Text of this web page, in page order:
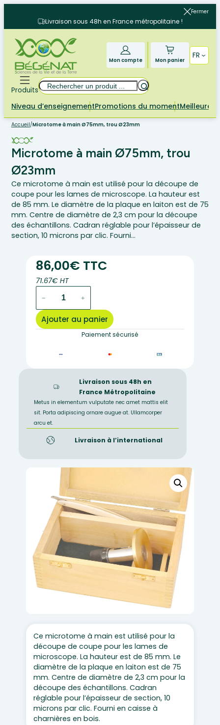
contenu
Fermer
Livraison sous 48h en France métropolitaine !
Mon compte Mon panier
FR
Produits
Rechercher
Niveau d’enseignementPromotions du momentMeilleures
Accueil/Microtome à main Ø75mm, trou Ø23mm
Microtome à main Ø75mm, trou
Ø23mm
Ce microtome à main est utilisé pour la découpe de
coupe pour les lames de microscope. La hauteur est
de 85 mm. Le diamètre de la plaque en laiton est de 75
mm. Centre de diamètre de 2,3 cm pour la découpe
des échantillons. Cadran réglable pour l’épaisseur de
section, 10 microns par clic. Fourni…
86,00€ TTC
71.67€ HT
Microtome
à
− +
Ajouter au panier
Paiement sécurisé
Livraison sous 48h en
France Métropolitaine
Metus in elementum vulputate nec amet mattis elit
sit. Porta adipiscing ornare augue at. Ullamcorper
arcu et.
Livraison à l’international
Ce microtome à main est utilisé pour la
découpe de coupe pour les lames de
microscope. La hauteur est de 85 mm. Le
diamètre de la plaque en laiton est de 75
mm. Centre de diamètre de 2,3 cm pour la
découpe des échantillons. Cadran
réglable pour l’épaisseur de section, 10
microns par clic. Fourni en caisse à
charnières en bois.